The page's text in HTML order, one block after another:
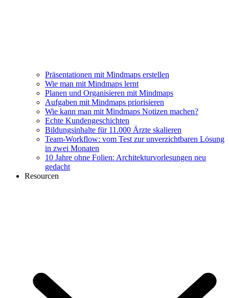
Präsentationen mit Mindmaps erstellen
Wie man mit Mindmaps lernt
Planen und Organisieren mit Mindmaps
Aufgaben mit Mindmaps priorisieren
Wie kann man mit Mindmaps Notizen machen?
Echte Kundengeschichten
Bildungsinhalte für 11.000 Ärzte skalieren
Team-Workflow: vom Test zur unverzichtbaren Lösung
in zwei Monaten
10 Jahre ohne Folien: Architekturvorlesungen neu
gedacht
Resourcen